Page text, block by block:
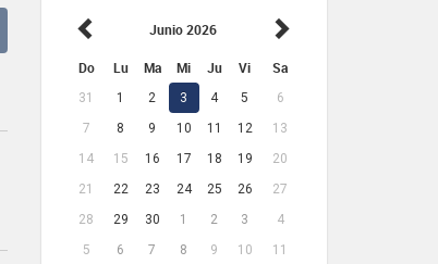
Junio 2026
Do Lu Ma Mi Ju Vi Sa
31 1 2 3 4 5
6
7
8 9 10 11 12
13
14
15 16 17 18 19
20
21
22 23 24 25 26
27
28
29 30 1 2 3
4
5
6 7 8 9 10 11